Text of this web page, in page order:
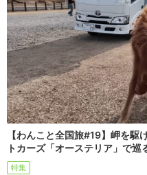
【わんこと全国旅#19】岬を駆
トカーズ「オーステリア」で
特集